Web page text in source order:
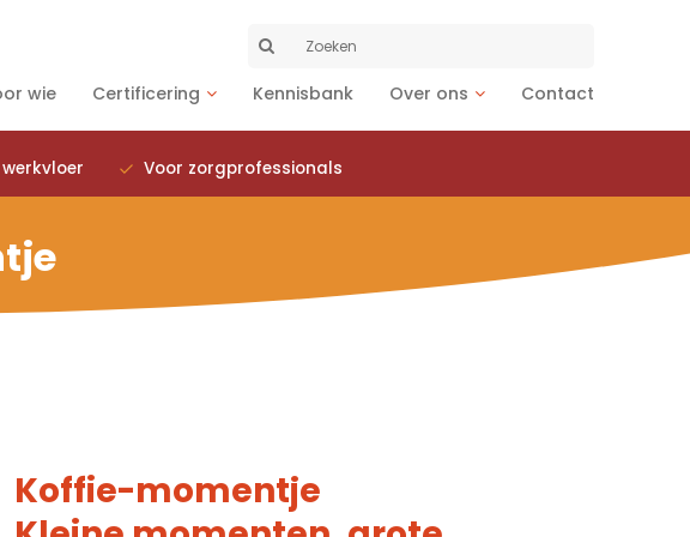
Zoeken
wie Certificering Kennisbank Over ons Contact
Voor zorgprofessionals
Koffie-momentje